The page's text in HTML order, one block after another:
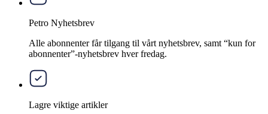
Petro Nyhetsbrev
Alle abonnenter får tilgang til vårt nyhetsbrev, samt “kun for
abonnenter”-nyhetsbrev hver fredag.
Lagre viktige artikler